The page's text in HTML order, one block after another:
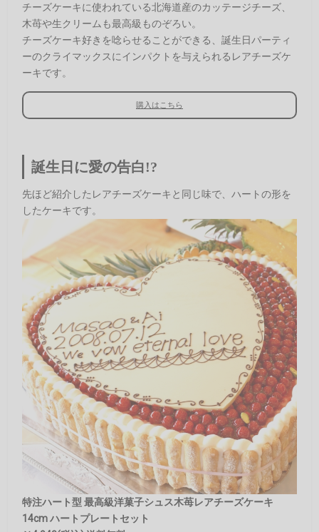
チーズケーキに使われている北海道産のカッテージチーズ、
木苺や生クリームも最高級ものぞろい。
チーズケーキ好きを唸らせることができる、誕生日パーティ
ーのクライマックスにインパクトを与えられるレアチーズケ
ーキです。
購入はこちら
誕生日に愛の告白!?
先ほど紹介したレアチーズケーキと同じ味で、ハートの形を
したケーキです。
特注ハート型 最高級洋菓子シュス木苺レアチーズケーキ
14cm ハートプレートセット